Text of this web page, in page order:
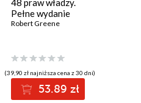
48 praw władzy.
Pełne wydanie
Robert Greene
(39,90 zł najniższa cena z 30 dni)
53.89 zł